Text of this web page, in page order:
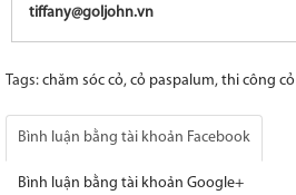
tiffany@goljohn.vn
Tags: chăm sóc cỏ, cỏ paspalum, thi công cỏ
Bình luận bằng tài khoản Facebook
Bình luận bằng tài khoản Google+